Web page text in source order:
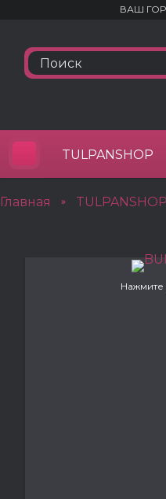
ВАШ
TULPANSHOP
Главная » TULPANSHOP
Нажмите